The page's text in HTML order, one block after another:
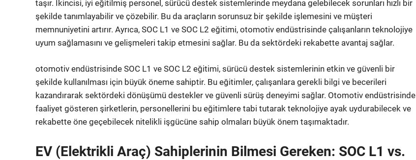
taşır. İkincisi, iyi eğitilmiş personel, sürücü destek sistemlerinde meydana gelebilecek sorunları hızlı bir
şekilde tanımlayabilir ve çözebilir. Bu da araçların sorunsuz bir şekilde işlemesini ve müşteri
memnuniyetini artırır. Ayrıca, SOC L1 ve SOC L2 eğitimi, otomotiv endüstrisinde çalışanların teknolojiye
uyum sağlamasını ve gelişmeleri takip etmesini sağlar. Bu da sektördeki rekabette avantaj sağlar.
otomotiv endüstrisinde SOC L1 ve SOC L2 eğitimi, sürücü destek sistemlerinin etkin ve güvenli bir
şekilde kullanılması için büyük öneme sahiptir. Bu eğitimler, çalışanlara gerekli bilgi ve becerileri
kazandırarak sektördeki dönüşümü destekler ve güvenli sürüş deneyimi sağlar. Otomotiv endüstrisinde
faaliyet gösteren şirketlerin, personellerini bu eğitimlere tabi tutarak teknolojiye ayak uydurabilecek ve
rekabette öne geçebilecek nitelikli işgücüne sahip olmaları büyük önem taşımaktadır.
EV (Elektrikli Araç) Sahiplerinin Bilmesi Gereken: SOC L1 vs.